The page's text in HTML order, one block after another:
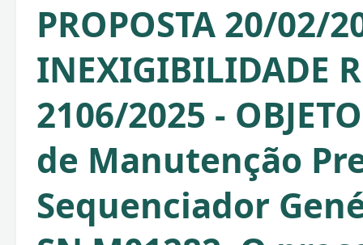
PROPOSTA 20/02/
INEXIGIBILIDADE
2106/2025 -
de Manutenção
Sequenciador